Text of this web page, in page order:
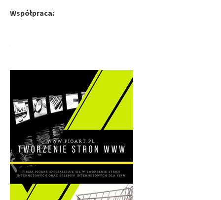
Współpraca: